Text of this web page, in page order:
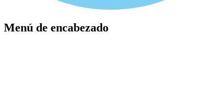
Menú de encabezado